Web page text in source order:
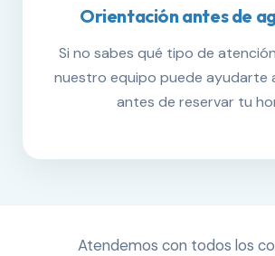
Orientación antes de
Si no sabes qué tipo de
nuestro equipo puede ayudarte
antes de reservar tu
Atendemos con todos los